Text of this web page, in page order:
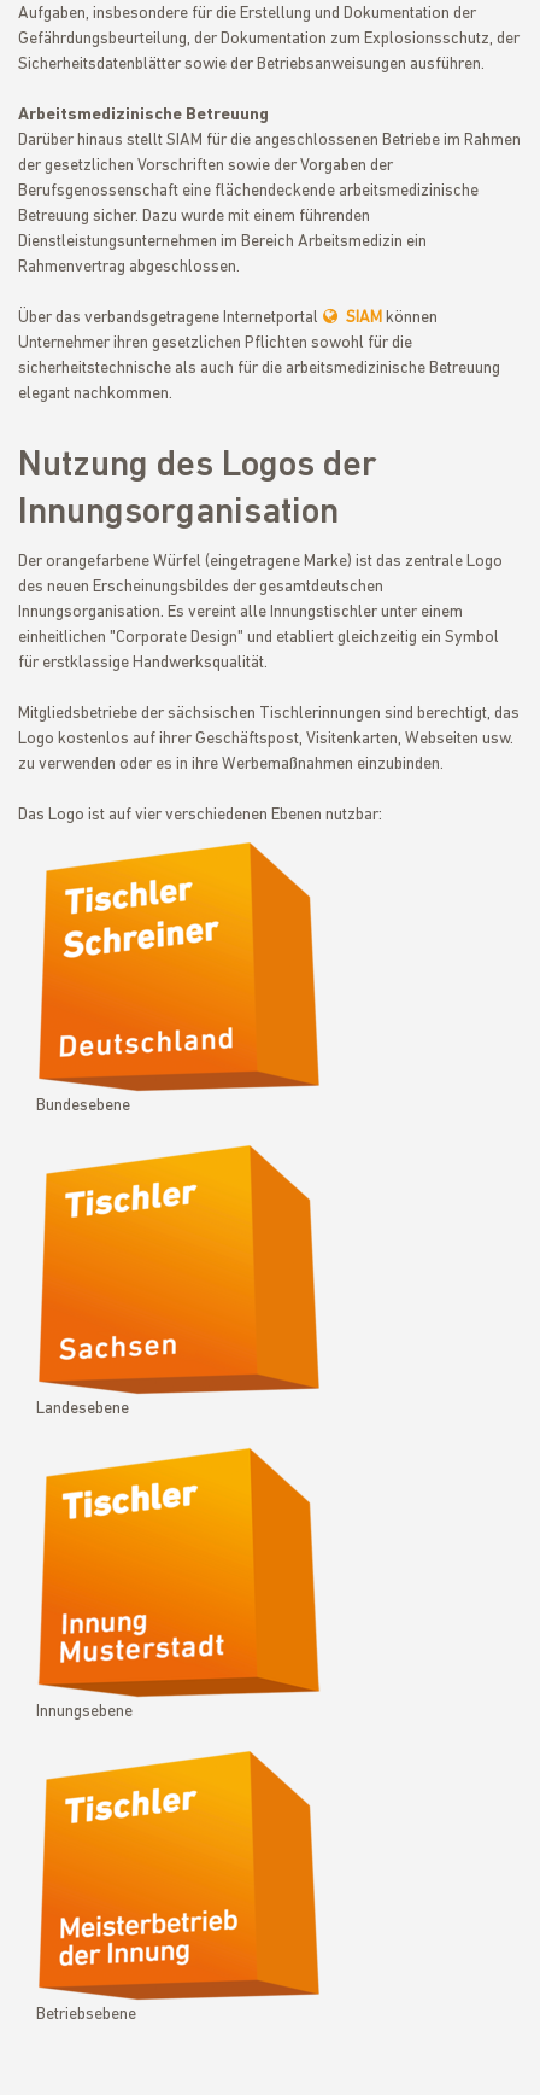
Aufgaben, insbesondere für die Erstellung und Dokumentation der
Gefährdungsbeurteilung, der Dokumentation zum Explosionsschutz, der
Sicherheitsdatenblätter sowie der Betriebsanweisungen ausführen.
Arbeitsmedizinische Betreuung
Darüber hinaus stellt SIAM für die angeschlossenen Betriebe im Rahmen
der gesetzlichen Vorschriften sowie der Vorgaben der
Berufsgenossenschaft eine flächendeckende arbeitsmedizinische
Betreuung sicher. Dazu wurde mit einem führenden
Dienstleistungsunternehmen im Bereich Arbeitsmedizin ein
Rahmenvertrag abgeschlossen.
Über das verbandsgetragene Internetportal SIAM können
Unternehmer ihren gesetzlichen Pflichten sowohl für die
sicherheitstechnische als auch für die arbeitsmedizinische Betreuung
elegant nachkommen.
Nutzung des Logos der
Innungsorganisation
Der orangefarbene Würfel (eingetragene Marke) ist das zentrale Logo
des neuen Erscheinungsbildes der gesamtdeutschen
Innungsorganisation. Es vereint alle Innungstischler unter einem
einheitlichen "Corporate Design" und etabliert gleichzeitig ein Symbol
für erstklassige Handwerksqualität.
Mitgliedsbetriebe der sächsischen Tischlerinnungen sind berechtigt, das
Logo kostenlos auf ihrer Geschäftspost, Visitenkarten, Webseiten usw.
zu verwenden oder es in ihre Werbemaßnahmen einzubinden.
Das Logo ist auf vier verschiedenen Ebenen nutzbar:
Bundesebene
Landesebene
Innungsebene
Betriebsebene